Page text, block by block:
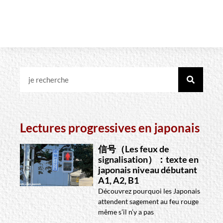
Lectures progressives en japonais
信号（Les feux de
signalisation）：texte en
japonais niveau débutant
A1, A2, B1
Découvrez pourquoi les Japonais
attendent sagement au feu rouge
même s’il n’y a pas